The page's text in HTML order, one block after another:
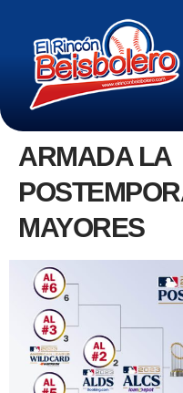
ARMADA LA
MAYORES